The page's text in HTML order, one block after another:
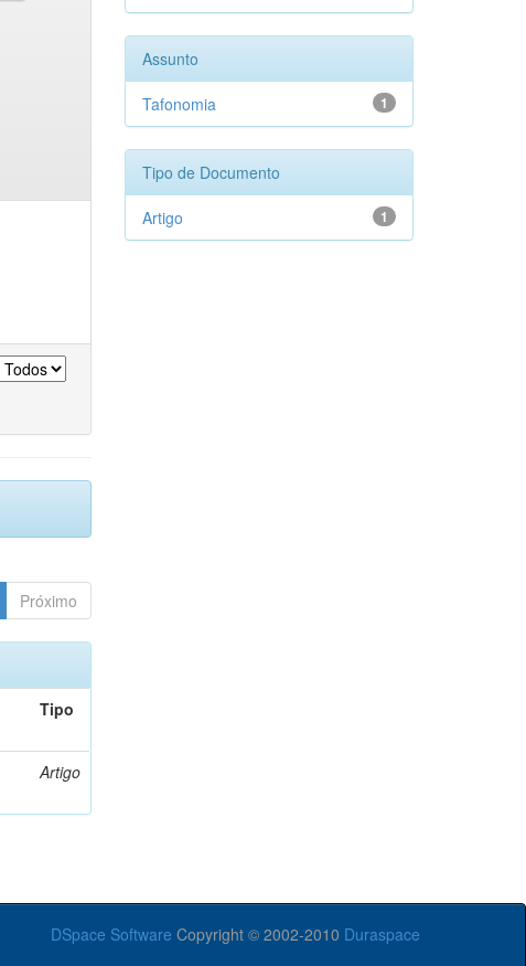
Próximo
Tipo
Artigo
Assunto
1
Tafonomia
Tipo de Documento
1
Artigo
DSpace Software Copyright © 2002-2010 Duraspace